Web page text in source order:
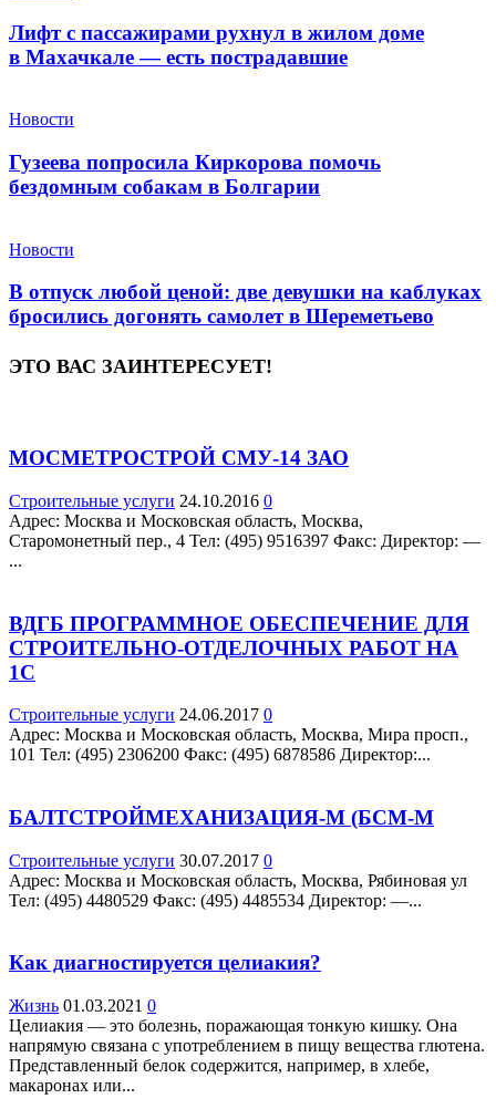
Лифт с пассажирами рухнул в жилом доме
в Махачкале — есть пострадавшие
Новости
Гузеева попросила Киркорова помочь
бездомным собакам в Болгарии
Новости
В отпуск любой ценой: две девушки на каблуках
бросились догонять самолет в Шереметьево
ЭТО ВАС ЗАИНТЕРЕСУЕТ!
МОСМЕТРОСТРОЙ СМУ-14 ЗАО
Строительные услуги 24.10.2016 0
Адрес: Москва и Московская область, Москва,
Старомонетный пер., 4 Teл: (495) 9516397 Факс: Директор: —
...
ВДГБ ПРОГРАММНОЕ ОБЕСПЕЧЕНИЕ ДЛЯ
СТРОИТЕЛЬНО-ОТДЕЛОЧНЫХ РАБОТ НА
1С
Строительные услуги 24.06.2017 0
Адрес: Москва и Московская область, Москва, Мира просп.,
101 Teл: (495) 2306200 Факс: (495) 6878586 Директор:...
БАЛТСТРОЙМЕХАНИЗАЦИЯ-М (БСМ-М
Строительные услуги 30.07.2017 0
Адрес: Москва и Московская область, Москва, Рябиновая ул
Teл: (495) 4480529 Факс: (495) 4485534 Директор: —...
Как диагностируется целиакия?
Жизнь 01.03.2021 0
Целиакия — это болезнь, поражающая тонкую кишку. Она
напрямую связана с употреблением в пищу вещества глютена.
Представленный белок содержится, например, в хлебе,
макаронах или...